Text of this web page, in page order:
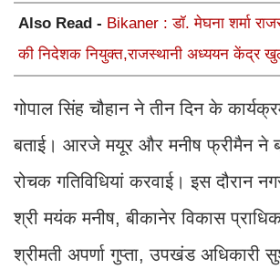
Also Read - Bikaner : डॉ. मेघना शर्मा
की निदेशक नियुक्त,राजस्थानी अध्ययन केंद्र
गोपाल सिंह चौहान ने तीन दिन के
बताई। आरजे मयूर और मनीष फ्रीमैन ने
रोचक गतिविधियां करवाई। इस दौरान
श्री मयंक मनीष, बीकानेर विकास
श्रीमती अपर्णा गुप्ता, उपखंड अधिकारी